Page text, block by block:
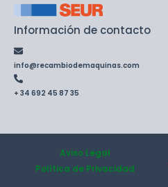
Información de contacto
info@recambiodemaquinas.com
+ 34 692 45 87 35
Aviso Legal
Política de Privacidad